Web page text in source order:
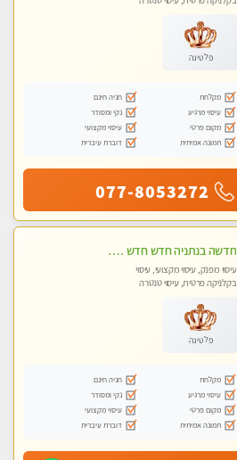
פלטינה
מקלחת
חניה חינם
עיסוי מרגיע
נקי ומסודר
מקום פרטי
עיסוי מקצועי
תמונה אמיתית
דוברת עיברית
077-8053272
חדשה בנתניה חדש חדש .כל סוגי העיסויים במקום הכי מושלם בעיר . highly recommended..new in the city
עיסוי מפנק, עיסוי מקצועי, עיסוי
בקלניקה פרטית, עיסוי טנטרה
פלטינה
מקלחת
חניה חינם
עיסוי מרגיע
נקי ומסודר
מקום פרטי
עיסוי מקצועי
תמונה אמיתית
דוברת עיברית